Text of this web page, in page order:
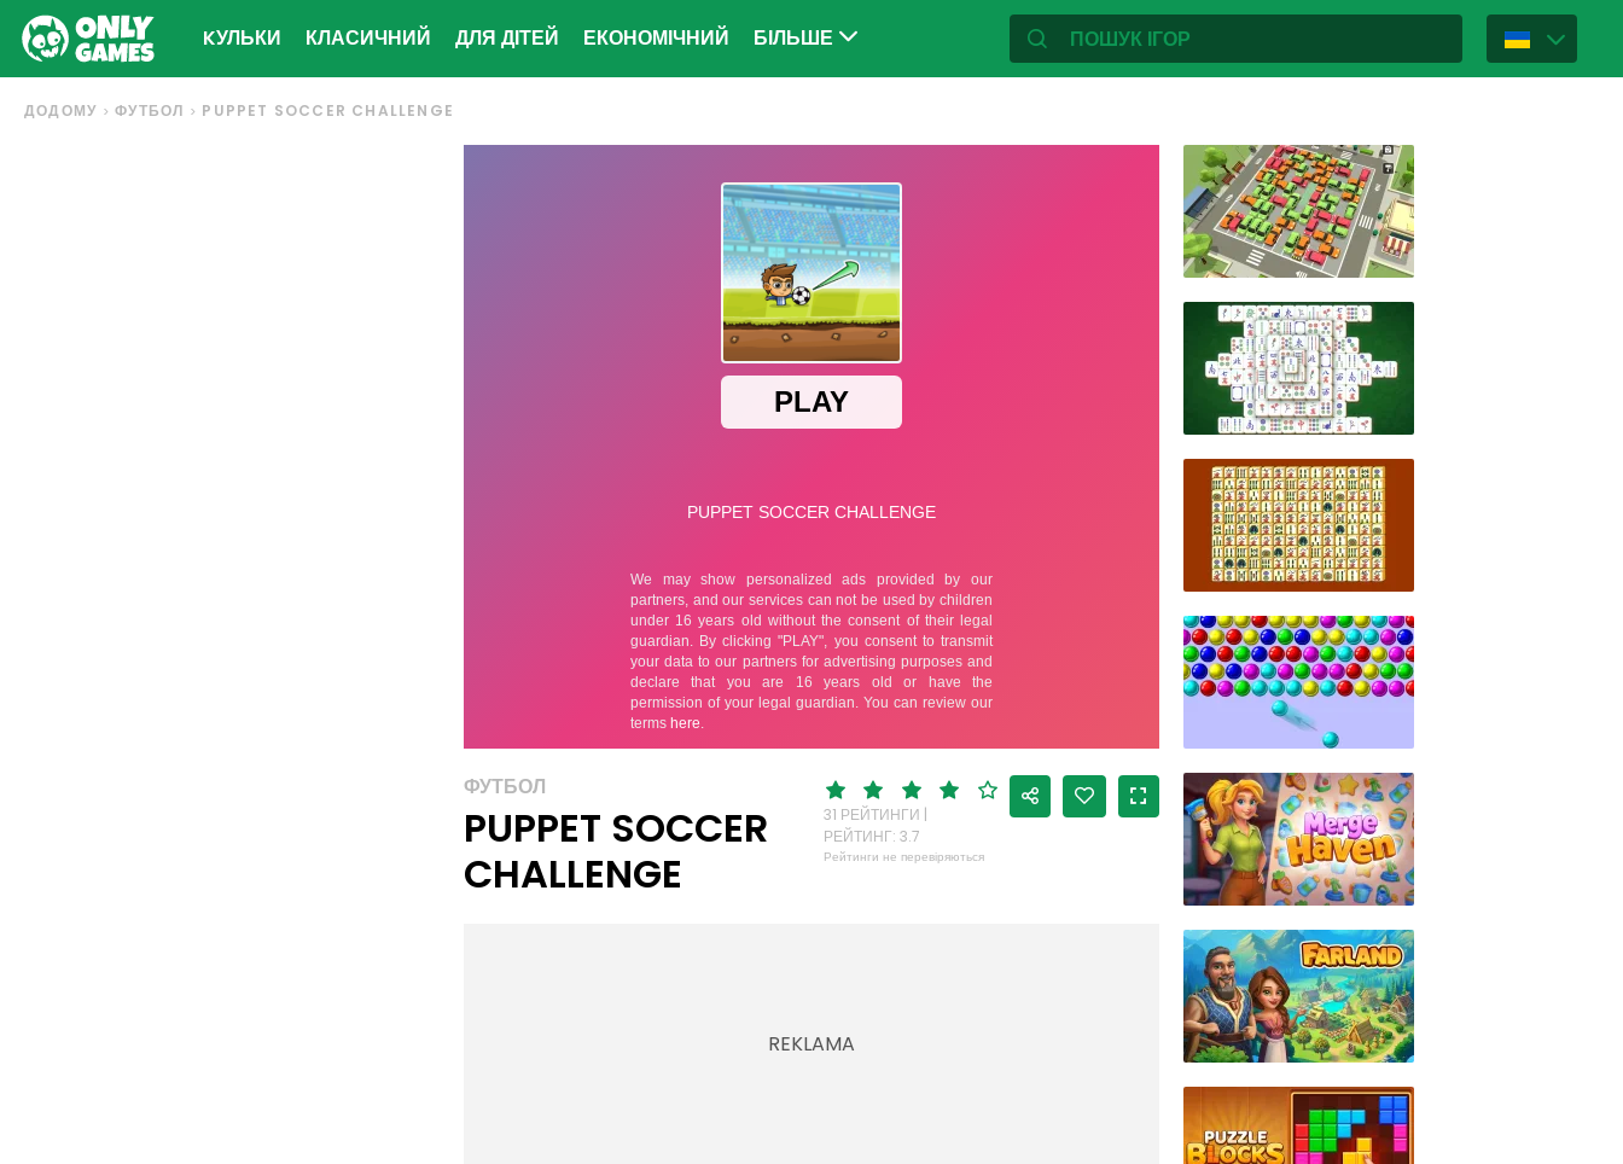
KУЛЬКИ КЛАСИЧНИЙ ДЛЯ ДІТЕЙ ЕКОНОМІЧНИЙ БІЛЬШЕ
ДОДОМУ ФУТБОЛ PUPPET SOCCER CHALLENGE
ФУТБОЛ
PUPPET SOCCER
CHALLENGE
31 РЕЙТИНГИ |
РЕЙТИНГ: 3.7
Рейтинги не перевіряються